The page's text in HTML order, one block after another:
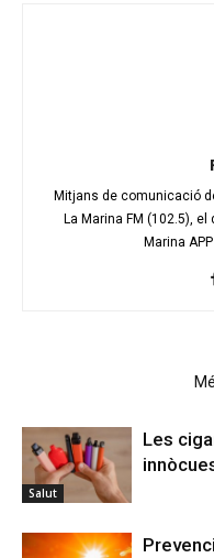
Mitjans de comunicació
La Marina FM (102.5),
Marina
Salut
Les